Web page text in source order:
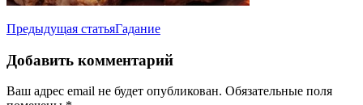
Навигация
по
записям
Предыдущая статьяГадание
Добавить комментарий
Ваш адрес email не будет опубликован. Обязательные поля